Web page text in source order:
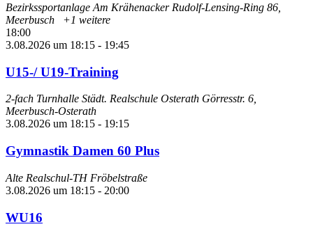
Bezirkssportanlage Am Krähenacker Rudolf-Lensing-Ring 86,
Meerbusch
+1 weitere
18:00
3.08.2026 um 18:15 - 19:45
U15-/ U19-Training
2-fach Turnhalle Städt. Realschule Osterath Görresstr. 6,
Meerbusch-Osterath
3.08.2026 um 18:15 - 19:15
Gymnastik Damen 60 Plus
Alte Realschul-TH Fröbelstraße
3.08.2026 um 18:15 - 20:00
WU16